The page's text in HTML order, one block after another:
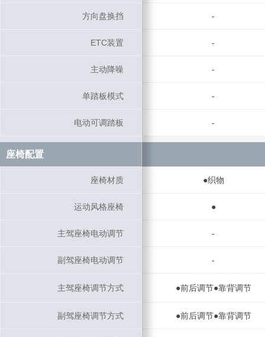
方向盘换挡 -
ETC装置 -
主动降噪 -
单踏板模式 -
电动可调踏板 -
座椅配置
座椅材质 ●织物
运动风格座椅 ●
主驾座椅电动调节 -
副驾座椅电动调节 -
主驾座椅调节方式 ●前后调节●靠背调节
副驾座椅调节方式 ●前后调节●靠背调节
方向盘换挡
ETC装置
主动降噪
单踏板模式
电动可调踏板
座椅配置
座椅材质
运动风格座椅
主驾座椅电动调节
副驾座椅电动调节
主驾座椅调节方式
副驾座椅调节方式